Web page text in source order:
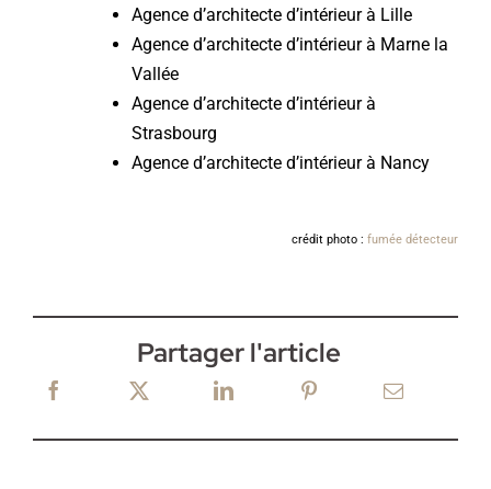
Agence d’architecte d’intérieur à Lille
Agence d’architecte d’intérieur à Marne la
Vallée
Agence d’architecte d’intérieur à
Strasbourg
Agence d’architecte d’intérieur à Nancy
crédit photo :fumée détecteur
Partager l'article